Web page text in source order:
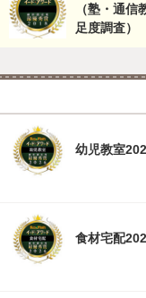
（塾・通
足度調査）
幼児教室
食材宅配